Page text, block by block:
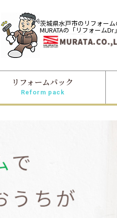
茨城県水戸市のリフォーム
MURATAの「リフォームDr
リフォームパック
Reform pack